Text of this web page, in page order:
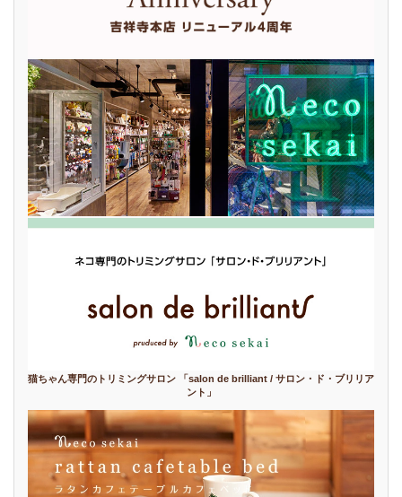
猫ちゃん専門のトリミングサロン 「salon de brilliant / サロン・ド・ブリリア
ント」